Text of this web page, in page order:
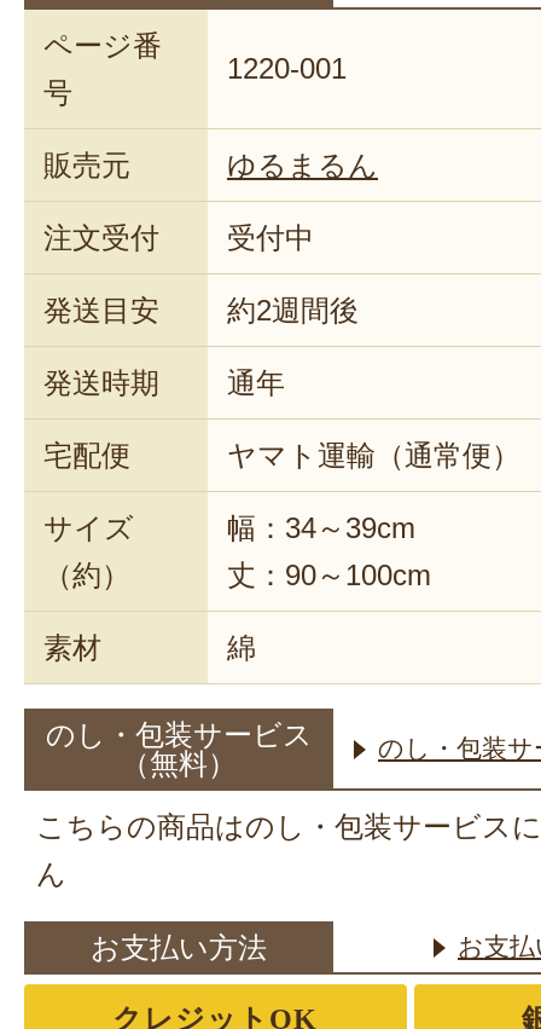
ページ番
号
1220-001
販売元 ゆるまるん
注文受付 受付中
発送目安 約2週間後
発送時期 通年
宅配便 ヤマト運輸（通常便）
サイズ
（約）
幅：34～39cm
丈：90～100cm
素材 綿
のし・包装サービス
（無料）
のし・包装
こちらの商品はのし・包装サービス
ん
お支払い方法 お支
クレジットOK